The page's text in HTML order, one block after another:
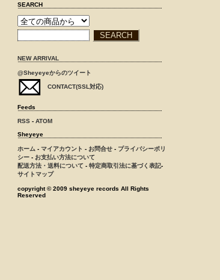
SEARCH
NEW ARRIVAL
@Sheyeyeからのツイート
CONTACT(SSL対応)
Feeds
RSS - ATOM
Sheyeye
ホーム - マイアカウント - お問合せ - プライバシーポリ
シー - お支払い方法について
配送方法・送料について - 特定商取引法に基づく表記-
サイトマップ
copyright © 2009 sheyeye records All Rights
Reserved